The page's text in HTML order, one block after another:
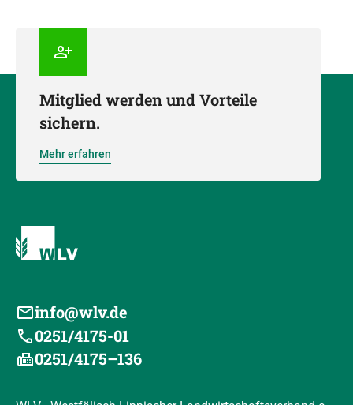
Mitglied werden und Vorteile
sichern.
Mehr erfahren
info@wlv.de
0251/4175-01
0251/4175–136